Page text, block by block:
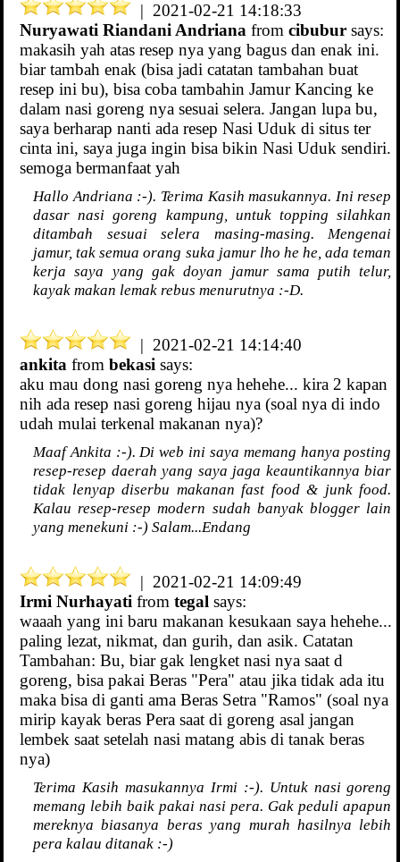
| 2021-02-21 14:18:33
Nuryawati Riandani Andriana from cibubur says:
makasih yah atas resep nya yang bagus dan enak ini.
biar tambah enak (bisa jadi catatan tambahan buat
resep ini bu), bisa coba tambahin Jamur Kancing ke
dalam nasi goreng nya sesuai selera. Jangan lupa bu,
saya berharap nanti ada resep Nasi Uduk di situs ter
cinta ini, saya juga ingin bisa bikin Nasi Uduk sendiri.
semoga bermanfaat yah
Hallo Andriana :-). Terima Kasih masukannya. Ini resep
dasar nasi goreng kampung, untuk topping silahkan
ditambah sesuai selera masing-masing. Mengenai
jamur, tak semua orang suka jamur lho he he, ada teman
kerja saya yang gak doyan jamur sama putih telur,
kayak makan lemak rebus menurutnya :-D.
| 2021-02-21 14:14:40
ankita from bekasi says:
aku mau dong nasi goreng nya hehehe... kira 2 kapan
nih ada resep nasi goreng hijau nya (soal nya di indo
udah mulai terkenal makanan nya)?
Maaf Ankita :-). Di web ini saya memang hanya posting
resep-resep daerah yang saya jaga keauntikannya biar
tidak lenyap diserbu makanan fast food & junk food.
Kalau resep-resep modern sudah banyak blogger lain
yang menekuni :-) Salam...Endang
| 2021-02-21 14:09:49
Irmi Nurhayati from tegal says:
waaah yang ini baru makanan kesukaan saya hehehe...
paling lezat, nikmat, dan gurih, dan asik. Catatan
Tambahan: Bu, biar gak lengket nasi nya saat d
goreng, bisa pakai Beras "Pera" atau jika tidak ada itu
maka bisa di ganti ama Beras Setra "Ramos" (soal nya
mirip kayak beras Pera saat di goreng asal jangan
lembek saat setelah nasi matang abis di tanak beras
nya)
Terima Kasih masukannya Irmi :-). Untuk nasi goreng
memang lebih baik pakai nasi pera. Gak peduli apapun
mereknya biasanya beras yang murah hasilnya lebih
pera kalau ditanak :-)